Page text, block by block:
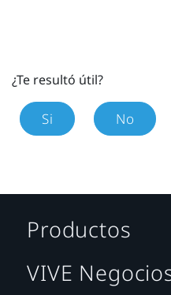
¿Te resultó útil?
Si No
Productos
VIVE